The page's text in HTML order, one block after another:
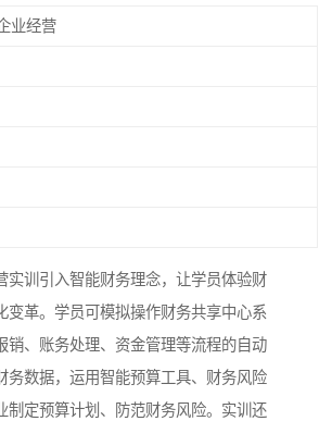
业经营
实训引入智能财务理念，让学员体验财
变革。学员可模拟操作财务共享中心系
销、账务处理、资金管理等流程的自动
务数据，运用智能预算工具、财务风险
制定预算计划、防范财务风险。实训还